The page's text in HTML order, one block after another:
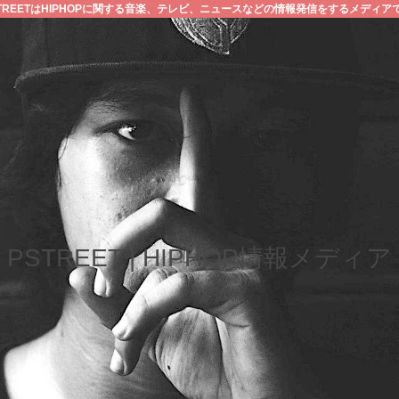
はHIPHOPに関する音楽、テレビ、ニュースなどの情報発信をするメディア
PSTREET | HIPHOP情報メディア